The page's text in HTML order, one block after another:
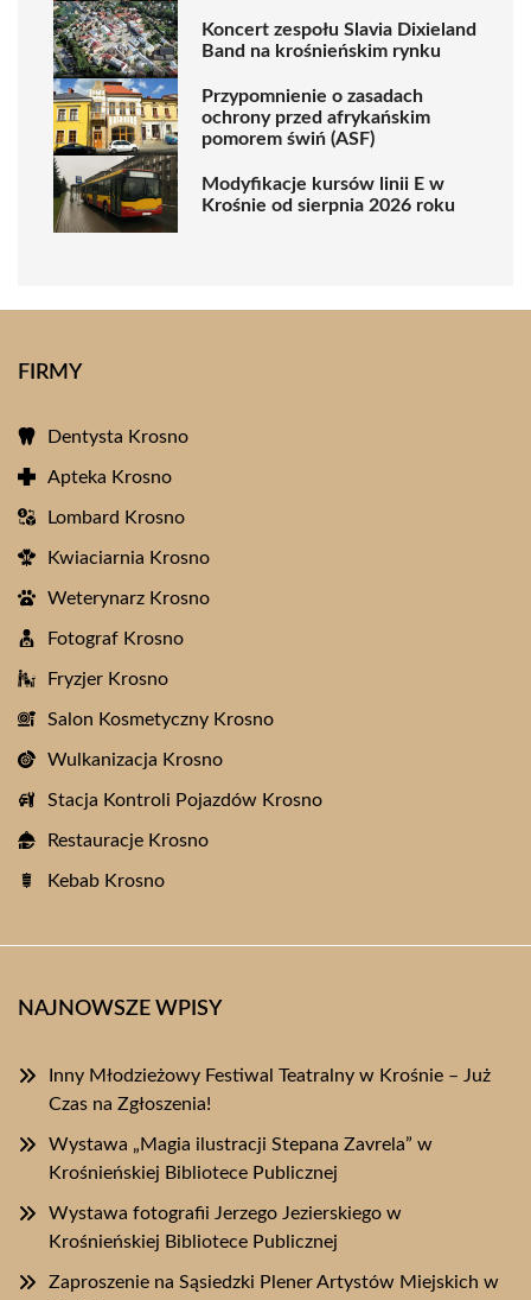
Koncert zespołu Slavia Dixieland
Band na krośnieńskim rynku
Przypomnienie o zasadach
ochrony przed afrykańskim
pomorem świń (ASF)
Modyfikacje kursów linii E w
Krośnie od sierpnia 2026 roku
FIRMY
Dentysta Krosno
Apteka Krosno
Lombard Krosno
Kwiaciarnia Krosno
Weterynarz Krosno
Fotograf Krosno
Fryzjer Krosno
Salon Kosmetyczny Krosno
Wulkanizacja Krosno
Stacja Kontroli Pojazdów Krosno
Restauracje Krosno
Kebab Krosno
NAJNOWSZE WPISY
Inny Młodzieżowy Festiwal Teatralny w Krośnie – Już
Czas na Zgłoszenia!
Wystawa „Magia ilustracji Stepana Zavrela” w
Krośnieńskiej Bibliotece Publicznej
Wystawa fotografii Jerzego Jezierskiego w
Krośnieńskiej Bibliotece Publicznej
Zaproszenie na Sąsiedzki Plener Artystów Miejskich w